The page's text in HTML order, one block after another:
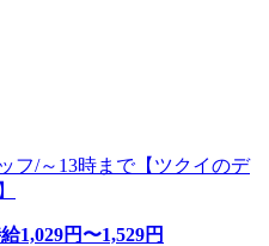
フ/～13時まで【ツクイのデ
1,029円〜1,529円